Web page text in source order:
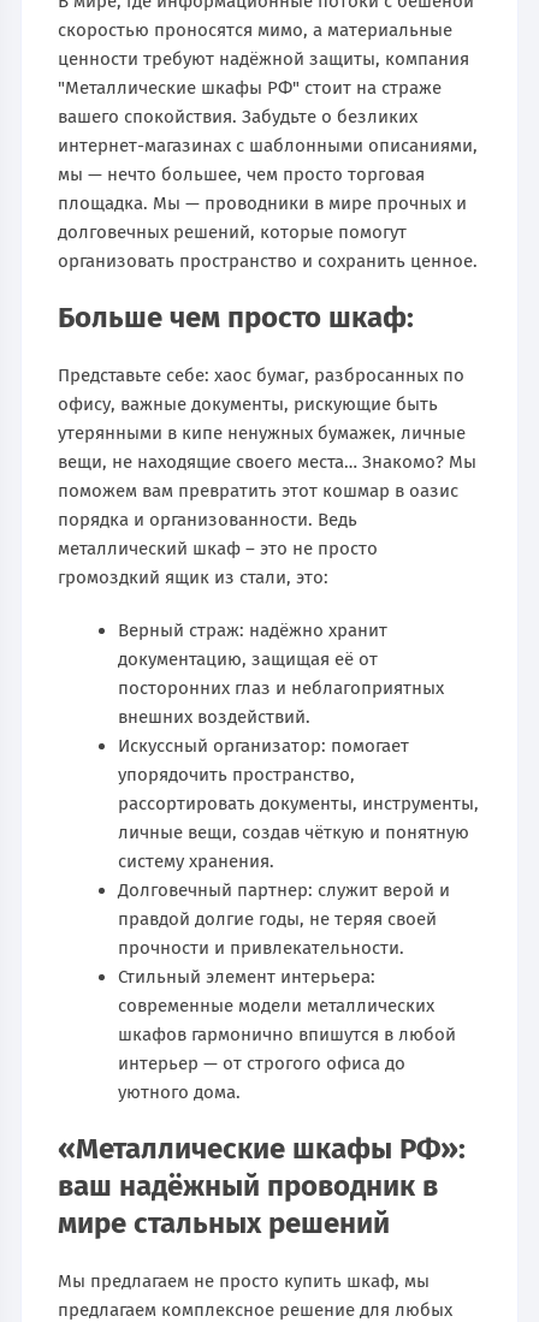
скоростью проносятся мимо, а материальные
ценности требуют надёжной защиты, компания
"Металлические шкафы РФ" стоит на страже
вашего спокойствия. Забудьте о безликих
интернет-магазинах с шаблонными описаниями,
мы — нечто большее, чем просто торговая
площадка. Мы — проводники в мире прочных и
долговечных решений, которые помогут
организовать пространство и сохранить ценное.
Больше чем просто шкаф:
Представьте себе: хаос бумаг, разбросанных по
офису, важные документы, рискующие быть
утерянными в кипе ненужных бумажек, личные
вещи, не находящие своего места… Знакомо? Мы
поможем вам превратить этот кошмар в оазис
порядка и организованности. Ведь
металлический шкаф – это не просто
громоздкий ящик из стали, это:
Верный страж: надёжно хранит
документацию, защищая её от
посторонних глаз и неблагоприятных
внешних воздействий.
Искусcный организатор: помогает
упорядочить пространство,
рассортировать документы, инструменты,
личные вещи, создав чёткую и понятную
систему хранения.
Долговечный партнер: служит верой и
правдой долгие годы, не теряя своей
прочности и привлекательности.
Стильный элемент интерьера:
современные модели металлических
шкафов гармонично впишутся в любой
интерьер — от строгого офиса до
уютного дома.
«Металлические шкафы РФ»:
ваш надёжный проводник в
мире стальных решений
Мы предлагаем не просто купить шкаф, мы
предлагаем комплексное решение для любых